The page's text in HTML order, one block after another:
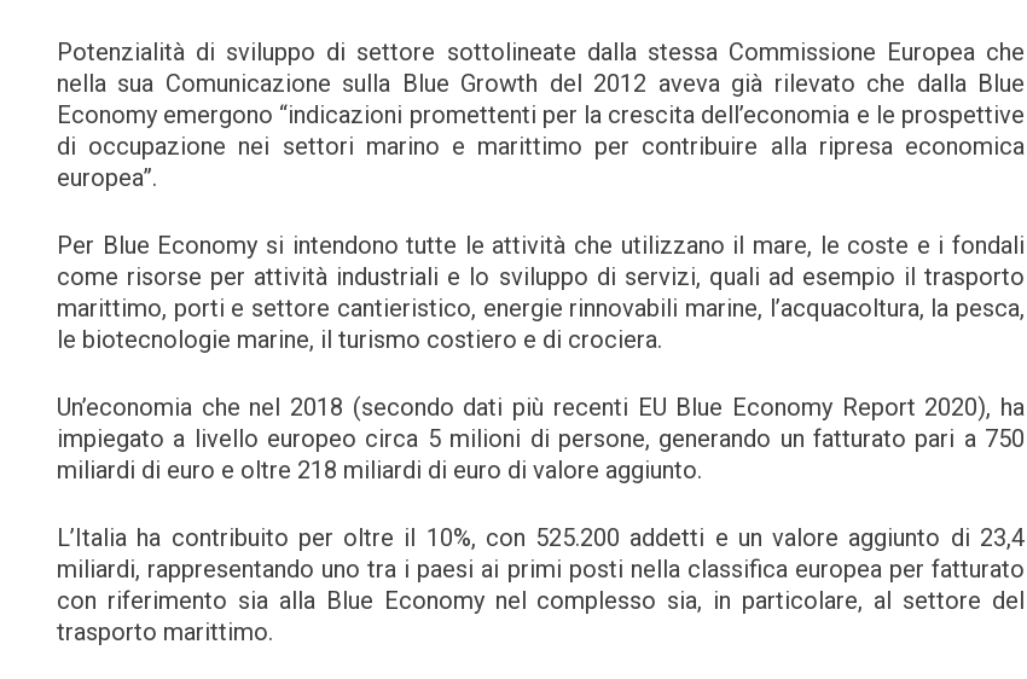
Potenzialità di sviluppo di settore sottolineate dalla stessa Commissione Europea che
nella sua Comunicazione sulla Blue Growth del 2012 aveva già rilevato che dalla Blue
Economy emergono “indicazioni promettenti per la crescita dell’economia e le prospettive
di occupazione nei settori marino e marittimo per contribuire alla ripresa economica
europea”.
Per Blue Economy si intendono tutte le attività che utilizzano il mare, le coste e i fondali
come risorse per attività industriali e lo sviluppo di servizi, quali ad esempio il trasporto
marittimo, porti e settore cantieristico, energie rinnovabili marine, l’acquacoltura, la pesca,
le biotecnologie marine, il turismo costiero e di crociera.
Un’economia che nel 2018 (secondo dati più recenti EU Blue Economy Report 2020), ha
impiegato a livello europeo circa 5 milioni di persone, generando un fatturato pari a 750
miliardi di euro e oltre 218 miliardi di euro di valore aggiunto.
L’Italia ha contribuito per oltre il 10%, con 525.200 addetti e un valore aggiunto di 23,4
miliardi, rappresentando uno tra i paesi ai primi posti nella classifica europea per fatturato
con riferimento sia alla Blue Economy nel complesso sia, in particolare, al settore del
trasporto marittimo.